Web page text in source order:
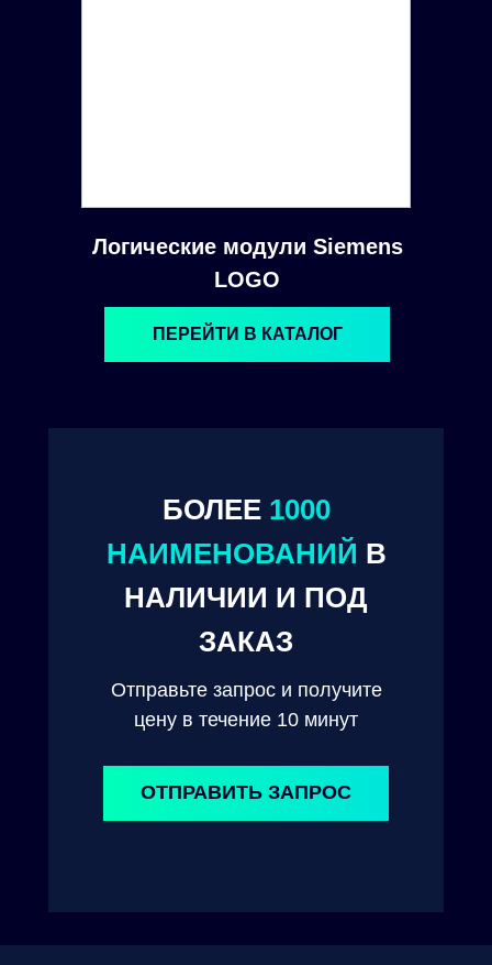
ОТПРАВИТЬ ЗАПРОС
БОЛЕЕ 1000
НАИМЕНОВАНИЙ В
НАЛИЧИИ И ПОД
ЗАКАЗ
Отправьте запрос и получите
цену в течение 10 минут
Логические модули Siemens
LOGO
ПЕРЕЙТИ В КАТАЛОГ